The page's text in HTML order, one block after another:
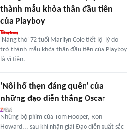
thành mẫu khỏa thân đầu tiên
của Playboy
'Nàng thỏ' 72 tuổi Marilyn Cole tiết lộ, lý do
trở thành mẫu khỏa thân đầu tiên của Playboy
là vì tiền.
'Nỗi hổ thẹn đáng quên' của
những đạo diễn thắng Oscar
Những bộ phim của Tom Hooper, Ron
Howard... sau khi nhận giải Đạo diễn xuất sắc